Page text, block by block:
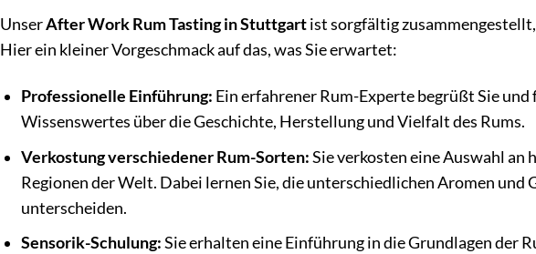
UnserAfter Work Rum Tasting in Stuttgartist sorgfältig
Hier ein kleiner Vorgeschmack auf das, was Sie erwartet:
Professionelle Einführung: Ein erfahrener Rum-Experte begrüßt Sie
Wissenswertes über die Geschichte, Herstellung und Vielfalt des Rums.
Verkostung verschiedener Rum-Sorten:Sie verkosten eine Auswahl an
Regionen der Welt. Dabei lernen Sie, die unterschiedlichen Aromen und
unterscheiden.
Sensorik-Schulung:Sie erhalten eine Einführung in die Grundlagen der